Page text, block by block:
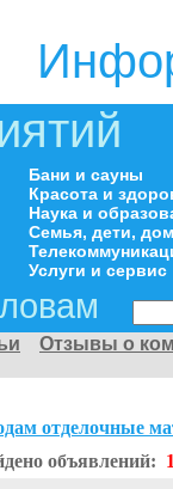
Бани и сауны
Красота и
Наука и
Семья, дети,
Услуги и сервис
Отзывы о
отделочные
объявлений: